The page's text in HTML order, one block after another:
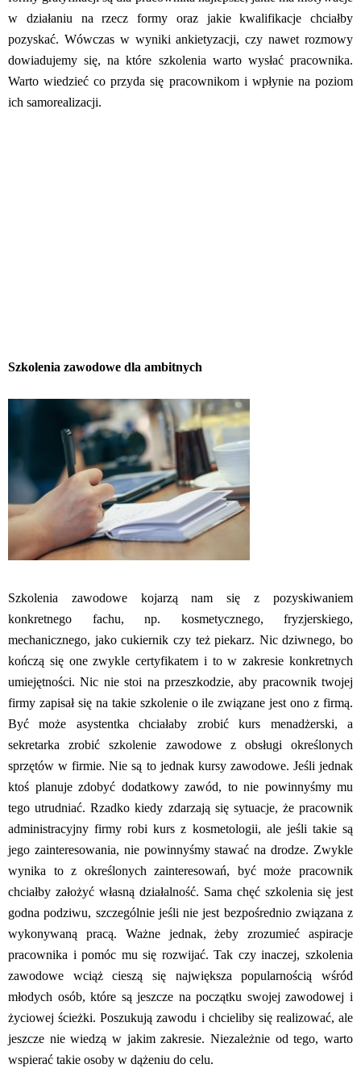
w działaniu na rzecz formy oraz jakie kwalifikacje chciałby
pozyskać. Wówczas w wyniki ankietyzacji, czy nawet rozmowy
dowiadujemy się, na które szkolenia warto wysłać pracownika.
Warto wiedzieć co przyda się pracownikom i wpłynie na poziom
ich samorealizacji.
Szkolenia zawodowe dla ambitnych
Szkolenia zawodowe kojarzą nam się z pozyskiwaniem
konkretnego fachu, np. kosmetycznego, fryzjerskiego,
mechanicznego, jako cukiernik czy też piekarz. Nic dziwnego, bo
kończą się one zwykle certyfikatem i to w zakresie konkretnych
umiejętności. Nic nie stoi na przeszkodzie, aby pracownik twojej
firmy zapisał się na takie szkolenie o ile związane jest ono z firmą.
Być może asystentka chciałaby zrobić kurs menadżerski, a
sekretarka zrobić szkolenie zawodowe z obsługi określonych
sprzętów w firmie. Nie są to jednak kursy zawodowe. Jeśli jednak
ktoś planuje zdobyć dodatkowy zawód, to nie powinnyśmy mu
tego utrudniać. Rzadko kiedy zdarzają się sytuacje, że pracownik
administracyjny firmy robi kurs z kosmetologii, ale jeśli takie są
jego zainteresowania, nie powinnyśmy stawać na drodze. Zwykle
wynika to z określonych zainteresowań, być może pracownik
chciałby założyć własną działalność. Sama chęć szkolenia się jest
godna podziwu, szczególnie jeśli nie jest bezpośrednio związana z
wykonywaną pracą. Ważne jednak, żeby zrozumieć aspiracje
pracownika i pomóc mu się rozwijać. Tak czy inaczej, szkolenia
zawodowe wciąż cieszą się największa popularnością wśród
młodych osób, które są jeszcze na początku swojej zawodowej i
życiowej ścieżki. Poszukują zawodu i chcieliby się realizować, ale
jeszcze nie wiedzą w jakim zakresie. Niezależnie od tego, warto
wspierać takie osoby w dążeniu do celu.